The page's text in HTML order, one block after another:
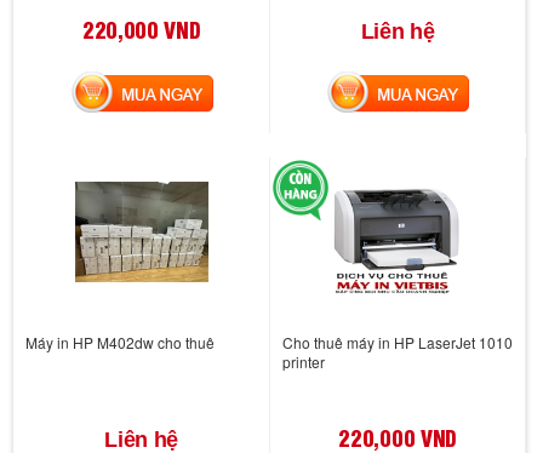
220,000 VND
MUA NGAY
Liên hệ
MUA NGAY
Máy in HP M402dw cho thuê
Liên hệ
Cho thuê máy in HP LaserJet 1010
printer
220,000 VND